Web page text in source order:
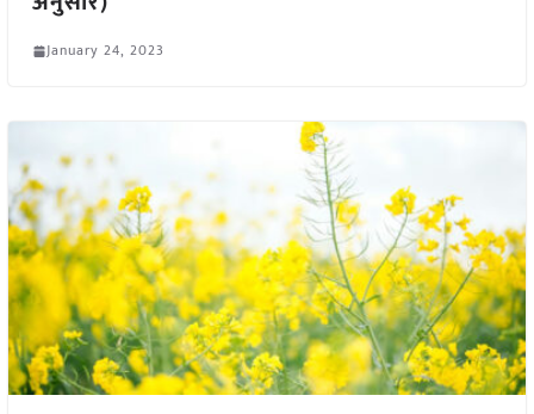
January 24, 2023